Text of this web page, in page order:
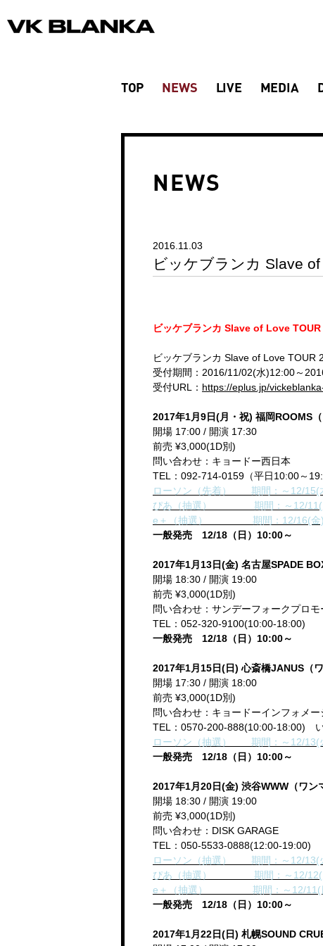
TOP NEWS LIVE MEDIA
NEWS
2016.11.03
ビッケブランカ Slave
ビッケブランカ Slave of Love TOUR
ビッケブランカ Slave of Love TOUR
受付期間：2016/11/02(水)12:00～
受付URL： https://eplus.jp/
2017年1月9日(月・祝) 福岡ROOMS（
開場 17:00 / 開演 17:30
前売 ¥3,000(1D別)
問い合わせ：キョードー西日本
TEL：092-714-0159（平日10:00～
ローソン（先着） 期間：～12/
ぴあ（抽選） 期間：～12/11(
e＋（抽選） 期間：12/16(金
一般発売 12/18（日）10:00～
2017年1月13日(金) 名古屋SPADE
開場 18:30 / 開演 19:00
前売 ¥3,000(1D別)
問い合わせ：サンデーフォークプロモ
TEL：052-320-9100(10:00-18:00)
一般発売 12/18（日）10:00～
2017年1月15日(日) 心斎橋JANUS（ワ
開場 17:30 / 開演 18:00
前売 ¥3,000(1D別)
問い合わせ：キョードーインフォメー
TEL：0570-200-888(10:00-18:00)
ローソン（抽選） 期間：～12/13(
一般発売 12/18（日）10:00～
2017年1月20日(金) 渋谷WWW（ワン
開場 18:30 / 開演 19:00
前売 ¥3,000(1D別)
問い合わせ：DISK GARAGE
TEL：050-5533-0888(12:00-19:00)
ローソン（抽選） 期間：～12/
ぴあ（抽選） 期間：～12/12(
e＋（抽選） 期間：～12/11(
一般発売 12/18（日）10:00～
2017年1月22日(日) 札幌SOUND